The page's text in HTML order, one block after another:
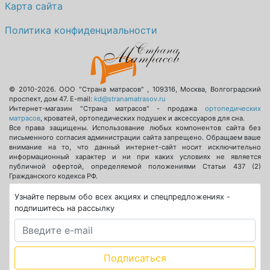
Карта сайта
Политика конфиденциальности
© 2010-2026.ООО "Страна матрасов" , 109316, Москва, Волгоградский
проспект, дом 47. E-mail: kd@stranamatrasov.ru
Интернет-магазин "Страна матрасов" - продажа ортопедических
матрасов, кроватей, ортопедических подушек и аксессуаров для сна.
Все права защищены. Использование любых компонентов сайта без
письменного согласия администрации сайта запрещено. Обращаем ваше
внимание на то, что данный интернет-сайт носит исключительно
информационный характер и ни при каких условиях не является
публичной офертой, определяемой положениями Статьи 437 (2)
Гражданского кодекса РФ.
Узнайте первым обо всех акциях и спецпредложениях -
подпишитесь на рассылку